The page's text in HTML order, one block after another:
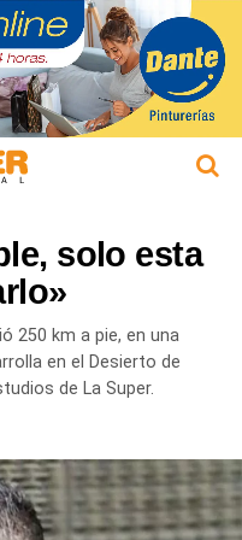
solo esta
250 km a pie, en una
en el Desierto de
de La Super.